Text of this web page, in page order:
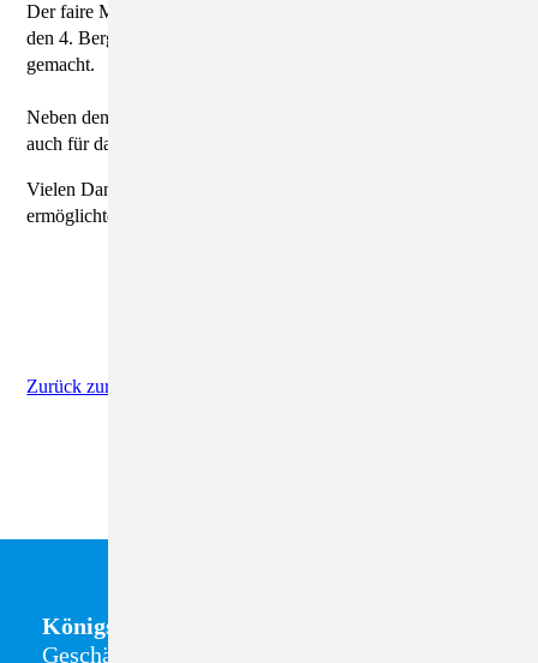
Der faire Mannschaftsgeist und die großartige Stimmung haben
den 4. Bergschlösschen-Cup zu einem besonderen Erlebnis
gemacht.
Neben den Fußballspielen der Inklusionsmannschaften wurde
auch für das leibliche Wohl bestens gesorgt.
Vielen Dank an alle fleißigen Helfer, welche das Turnier erst
ermöglichten.
Zurück zur Newsübersicht
Königsbrück
Geschäftsstelle + Sozialstation